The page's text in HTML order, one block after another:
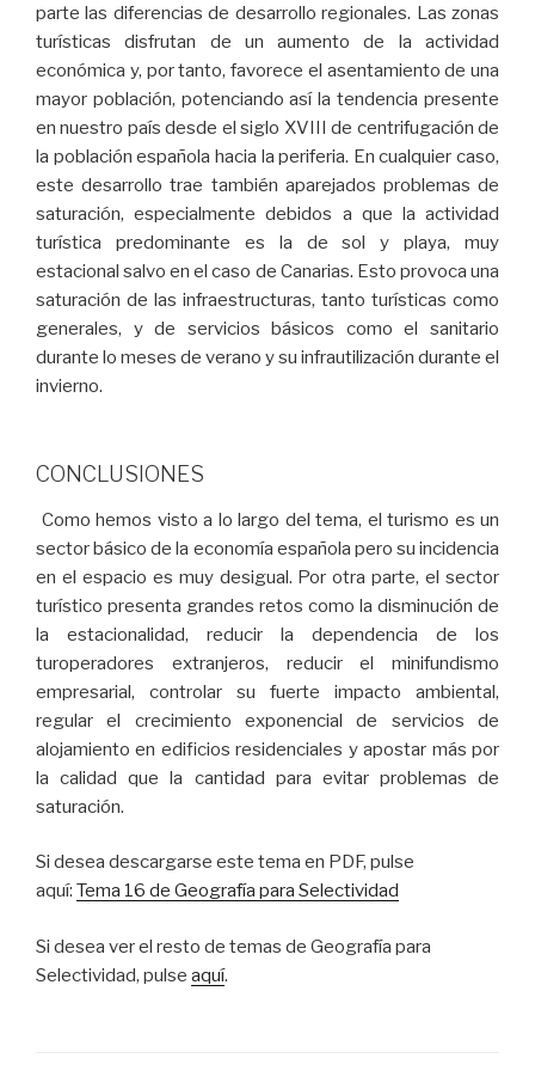
parte las diferencias de desarrollo regionales. Las zonas
turísticas disfrutan de un aumento de la actividad
económica y, por tanto, favorece el asentamiento de una
mayor población, potenciando así la tendencia presente
en nuestro país desde el siglo XVIII de centrifugación de
la población española hacia la periferia. En cualquier caso,
este desarrollo trae también aparejados problemas de
saturación, especialmente debidos a que la actividad
turística predominante es la de sol y playa, muy
estacional salvo en el caso de Canarias. Esto provoca una
saturación de las infraestructuras, tanto turísticas como
generales, y de servicios básicos como el sanitario
durante lo meses de verano y su infrautilización durante el
invierno.
CONCLUSIONES
Como hemos visto a lo largo del tema, el turismo es un
sector básico de la economía española pero su incidencia
en el espacio es muy desigual. Por otra parte, el sector
turístico presenta grandes retos como la disminución de
la estacionalidad, reducir la dependencia de los
turoperadores extranjeros, reducir el minifundismo
empresarial, controlar su fuerte impacto ambiental,
regular el crecimiento exponencial de servicios de
alojamiento en edificios residenciales y apostar más por
la calidad que la cantidad para evitar problemas de
saturación.
Si desea descargarse este tema en PDF, pulse
aquí: Tema 16 de Geografía para Selectividad
Si desea ver el resto de temas de Geografía para
Selectividad, pulse aquí.